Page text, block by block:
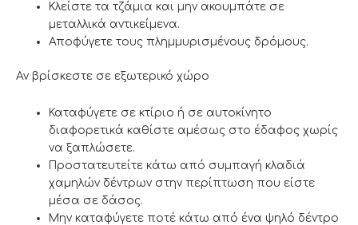
Κλείστε τα τζάμια και μην ακουμπάτε σε
μεταλλικά αντικείμενα.
Αποφύγετε τους πλημμυρισμένους δρόμους.
Αν βρίσκεστε σε εξωτερικό χώρο
Καταφύγετε σε κτίριο ή σε αυτοκίνητο
διαφορετικά καθίστε αμέσως στο έδαφος χωρίς
να ξαπλώσετε.
Προστατευτείτε κάτω από συμπαγή κλαδιά
χαμηλών δέντρων στην περίπτωση που είστε
μέσα σε δάσος.
Μην καταφύγετε ποτέ κάτω από ένα ψηλό δέντρο